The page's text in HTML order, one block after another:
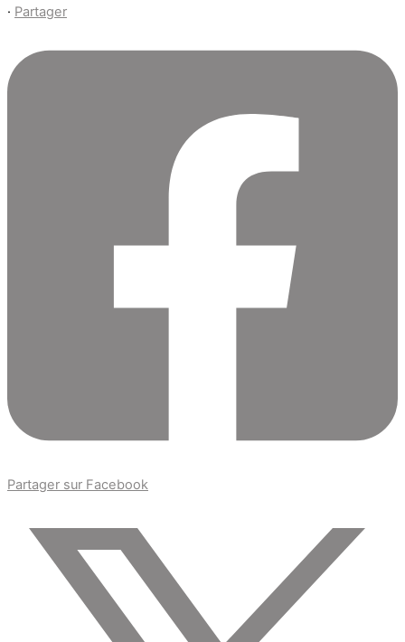
· Partager
Partager sur Facebook